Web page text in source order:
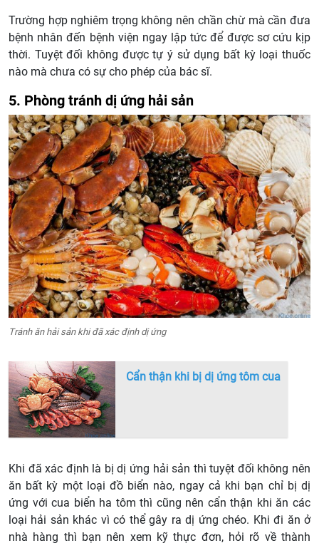
Trường hợp nghiêm trọng không nên chần chừ mà cần đưa
bệnh nhân đến bệnh viện ngay lập tức để được sơ cứu kịp
thời. Tuyệt đối không được tự ý sử dụng bất kỳ loại thuốc
nào mà chưa có sự cho phép của bác sĩ.
5. Phòng tránh dị ứng hải sản
Tránh ăn hải sản khi đã xác định dị ứng
Cẩn thận khi bị dị ứng tôm cua
Khi đã xác định là bị dị ứng hải sản thì tuyệt đối không nên
ăn bất kỳ một loại đồ biển nào, ngay cả khi bạn chỉ bị dị
ứng với cua biển ha tôm thì cũng nên cẩn thận khi ăn các
loại hải sản khác vì có thể gây ra dị ứng chéo. Khi đi ăn ở
nhà hàng thì bạn nên xem kỹ thực đơn, hỏi rõ về thành